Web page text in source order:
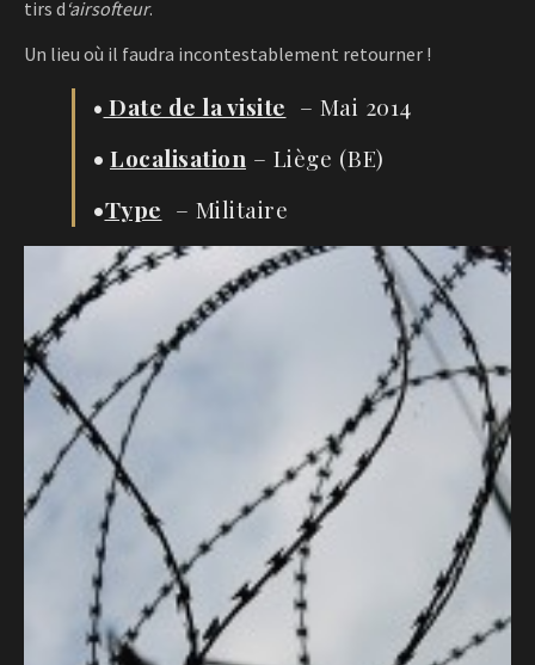
tirs d ‘airsofteur.
Un lieu où il faudra incontestablement retourner !
• Date de la visite – Mai 2014
• Localisation – Liège (BE)
•Type – Militaire